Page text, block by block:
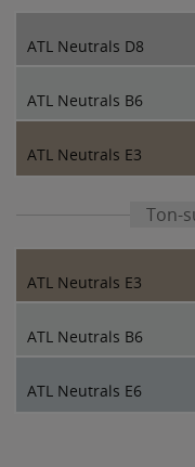
ATL Neutrals D8
ATL Neutrals B6
ATL Neutrals E3
Ton-
ATL Neutrals E3
ATL Neutrals B6
ATL Neutrals E6